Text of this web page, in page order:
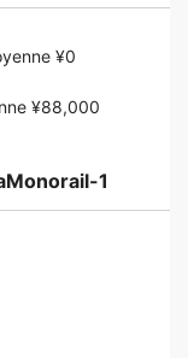
¥0
¥88,000
1